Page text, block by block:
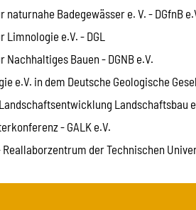
Badegewässer e. V. - DGfnB
e.V. - DGL
Bauen - DGNB e.V.
e.V. in dem Deutsche Geologische
Landschaftsbau
- GALK e.V.
der Technischen